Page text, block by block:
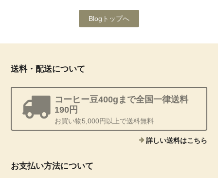
Blogトップへ
送料・配送について
コーヒー豆400gまで全国一律送料
190円
お買い物5,000円以上で送料無料
詳しい送料はこちら
お支払い方法について